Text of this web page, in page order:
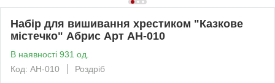
Набір для вишивання хрестиком "Казкове
містечко" Абрис Арт AH-010
В наявності 931 од.
Код: AH-010
Роздріб